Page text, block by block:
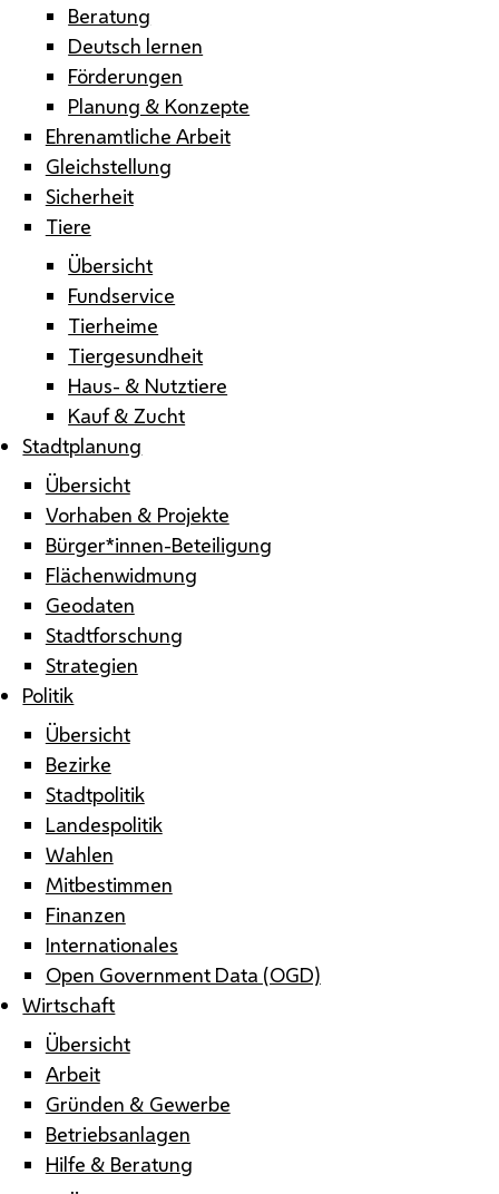
Beratung
Deutsch lernen
Förderungen
Planung & Konzepte
Ehrenamtliche Arbeit
Gleichstellung
Sicherheit
Tiere
Übersicht
Fundservice
Tierheime
Tiergesundheit
Haus- & Nutztiere
Kauf & Zucht
Stadtplanung
Übersicht
Vorhaben & Projekte
Bürger*innen-Beteiligung
Flächenwidmung
Geodaten
Stadtforschung
Strategien
Politik
Übersicht
Bezirke
Stadtpolitik
Landespolitik
Wahlen
Mitbestimmen
Finanzen
Internationales
Open Government Data (OGD)
Wirtschaft
Übersicht
Arbeit
Gründen & Gewerbe
Betriebsanlagen
Hilfe & Beratung